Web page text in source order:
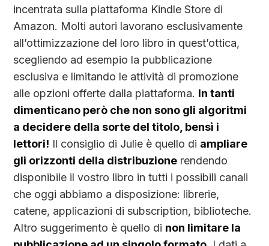
incentrata sulla piattaforma Kindle Store di
Amazon. Molti autori lavorano esclusivamente
all’ottimizzazione del loro libro in quest’ottica,
scegliendo ad esempio la pubblicazione
esclusiva e limitando le attività di promozione
alle opzioni offerte dalla piattaforma. In tanti
dimenticano però che non sono gli algoritmi
a decidere della sorte del titolo, bensì i
lettori! Il consiglio di Julie è quello di ampliare
gli orizzonti della distribuzione rendendo
disponibile il vostro libro in tutti i possibili canali
che oggi abbiamo a disposizione: librerie,
catene, applicazioni di subscription, biblioteche.
Altro suggerimento è quello di non limitare la